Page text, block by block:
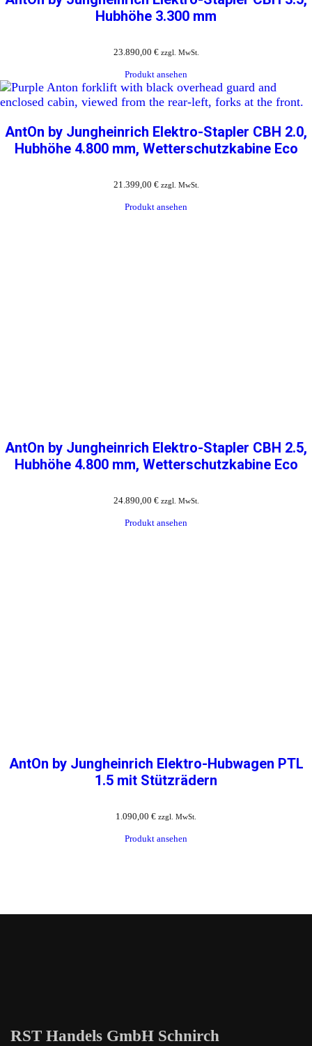
Hubhöhe 3.300 mm
23.890,00 € zzgl. MwSt.
Produkt ansehen
AntOn by Jungheinrich Elektro-Stapler CBH 2.0,
Hubhöhe 4.800 mm, Wetterschutzkabine Eco
21.399,00 € zzgl. MwSt.
Produkt ansehen
AntOn by Jungheinrich Elektro-Stapler CBH 2.5,
Hubhöhe 4.800 mm, Wetterschutzkabine Eco
24.890,00 € zzgl. MwSt.
Produkt ansehen
AntOn by Jungheinrich Elektro-Hubwagen PTL
1.5 mit Stützrädern
1.090,00 € zzgl. MwSt.
Produkt ansehen
RST Handels GmbH Schnirch